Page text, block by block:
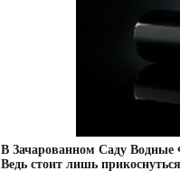
В Зачарованном Саду
Ведь стоит лишь